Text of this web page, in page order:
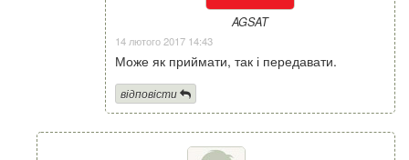
AGSAT
14 лютого 2017 14:43
Може як приймати, так і передавати.
відповісти